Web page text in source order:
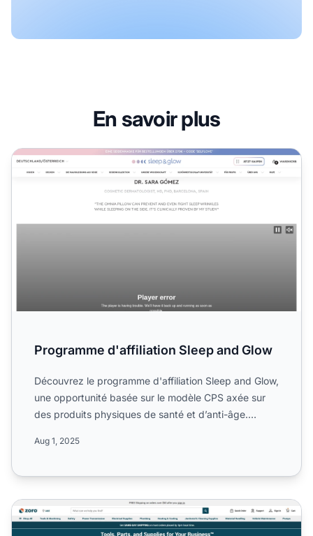
En savoir plus
Programme d'affiliation Sleep and Glow
Programme d'affiliation Sleep and Glow
Découvrez le programme d'affiliation Sleep and Glow,
une opportunité basée sur le modèle CPS axée sur
des produits physiques de santé et d’anti-âge.
Aug 1, 2025
Programme d'affiliation Zoro